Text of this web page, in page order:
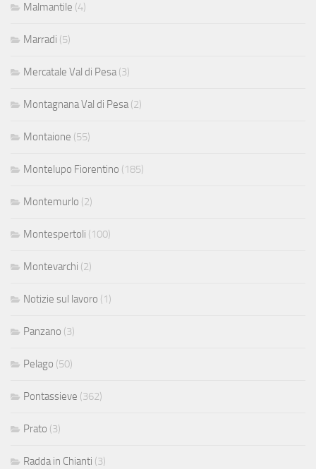
Malmantile (4)
Marradi (5)
Mercatale Val di Pesa(3)
Montagnana Val di Pesa(2)
Montaione (55)
Montelupo Fiorentino (185)
Montemurlo (2)
Montespertoli (100)
Montevarchi (2)
Notizie sul lavoro (1)
Panzano (3)
Pelago (50)
Pontassieve (362)
Prato (3)
Radda in Chianti (3)